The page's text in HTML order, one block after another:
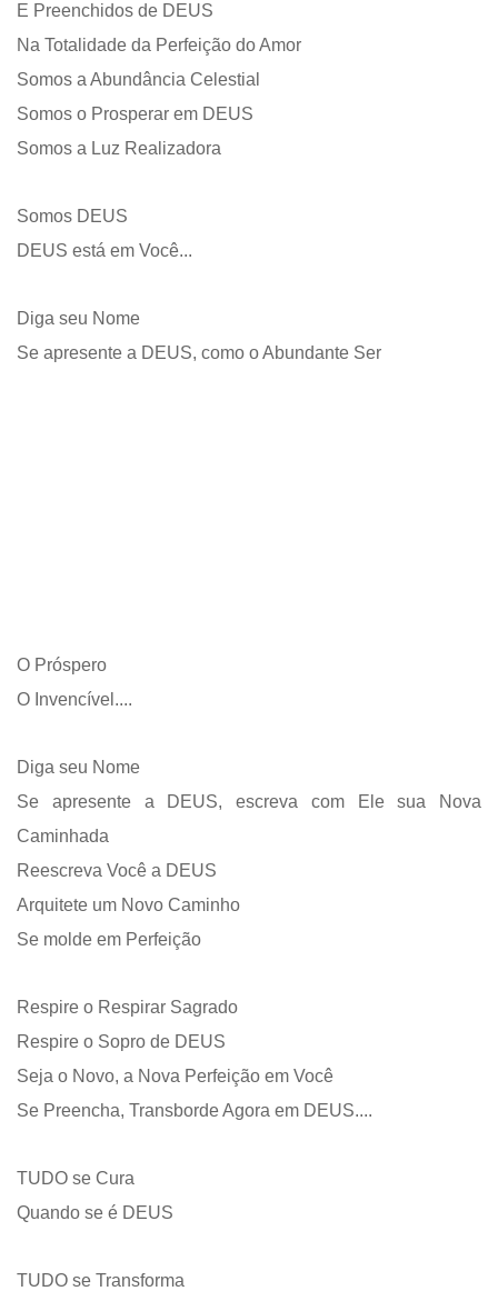
E Preenchidos de DEUS
Na Totalidade da Perfeição do Amor
Somos a Abundância Celestial
Somos o Prosperar em DEUS
Somos a Luz Realizadora
Somos DEUS
DEUS está em Você...
Diga seu Nome
Se apresente a DEUS, como o Abundante Ser
O Próspero
O Invencível....
Diga seu Nome
Se apresente a DEUS, escreva com Ele sua Nova
Caminhada
Reescreva Você a DEUS
Arquitete um Novo Caminho
Se molde em Perfeição
Respire o Respirar Sagrado
Respire o Sopro de DEUS
Seja o Novo, a Nova Perfeição em Você
Se Preencha, Transborde Agora em DEUS....
TUDO se Cura
Quando se é DEUS
TUDO se Transforma